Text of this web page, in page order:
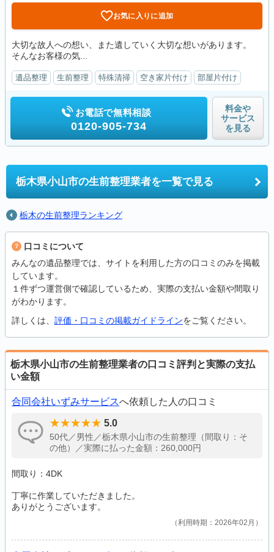
お気に入りに追加
大切な故人への想い、また遺していく大切な想いがあります。
そんなお客様の気...
遺品整理 生前整理 特殊清掃 空き家片付け 部屋片付け
お電話で無料相談
0120-905-734
料金や
サービス
を見る
栃木県小山市の生前整理業者を一覧で見る
栃木の生前整理ランキング
口コミについて
みんなの遺品整理では、サイトを利用した方の口コミのみを掲載
しています。
１件ずつ運営側で確認しているため、実際の支払い金額や間取り
がわかります。
詳しくは、 評価・口コミの掲載ガイドラインをご覧ください。
栃木県小山市の生前整理業者の口コミ評判と実際の支払
い金額
合同会社いずみサービスへ依頼した人の口コミ
5.0
50代／男性／栃木県小山市の生前整理（間取り：そ
の他）／実際に払った金額：260,000円
間取り：4DK
丁寧に作業していただきました。
ありがとうございます。
利用時期：2026年02月